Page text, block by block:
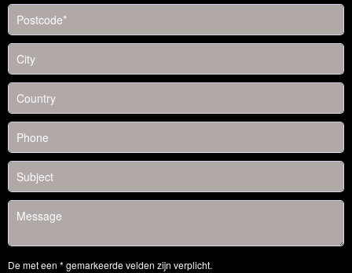
De met een * gemarkeerde velden zijn verplicht.